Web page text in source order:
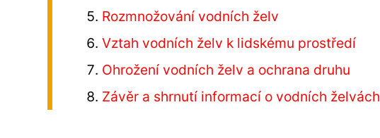
Rozmnožování vodních želv
Vztah vodních želv k lidskému prostředí
Ohrožení vodních želv a ochrana druhu
Závěr a shrnutí informací o vodních želvách